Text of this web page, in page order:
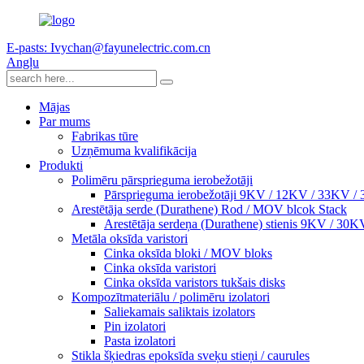
E-pasts: Ivychan@fayunelectric.com.cn
Angļu
Mājas
Par mums
Fabrikas tūre
Uzņēmuma kvalifikācija
Produkti
Polimēru pārsprieguma ierobežotāji
Pārsprieguma ierobežotāji 9KV / 12KV / 33KV /
Arestētāja serde (Durathene) Rod / MOV blcok Stack
Arestētāja serdeņa (Durathene) stienis 9KV /
Metāla oksīda varistori
Cinka oksīda bloki / MOV bloks
Cinka oksīda varistori
Cinka oksīda varistors tukšais disks
Kompozītmateriālu / polimēru izolatori
Saliekamais saliktais izolators
Pin izolatori
Pasta izolatori
Stikla šķiedras epoksīda sveķu stieņi / caurules